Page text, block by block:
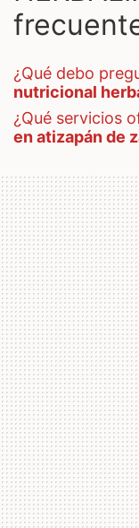
¿qué debo
nutricional
¿qué servicios
en atizapán de